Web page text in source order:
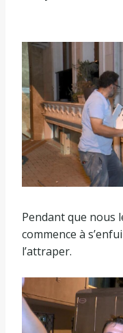
Pendant que nous
commence à
l’attraper.